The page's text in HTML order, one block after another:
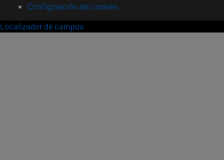
Configuración de cookies
Localizador de campus